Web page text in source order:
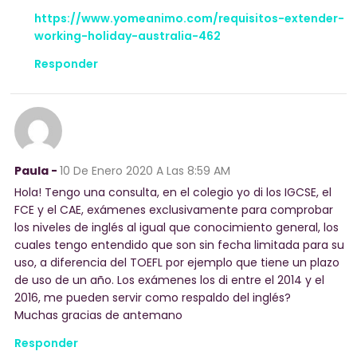
https://www.yomeanimo.com/requisitos-extender-
working-holiday-australia-462
Responder
Paula - 10 De Enero 2020 A Las 8:59 AM
Hola! Tengo una consulta, en el colegio yo di los IGCSE, el
FCE y el CAE, exámenes exclusivamente para comprobar
los niveles de inglés al igual que conocimiento general, los
cuales tengo entendido que son sin fecha limitada para su
uso, a diferencia del TOEFL por ejemplo que tiene un plazo
de uso de un año. Los exámenes los di entre el 2014 y el
2016, me pueden servir como respaldo del inglés?
Muchas gracias de antemano
Responder